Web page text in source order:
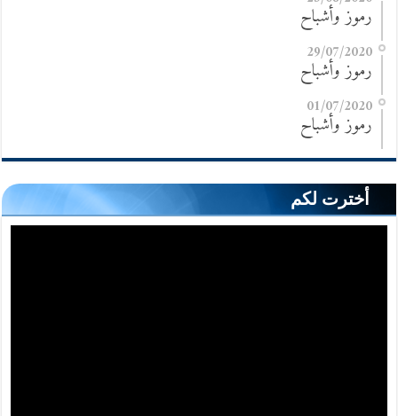
رموز وأشباح
29/07/2020
رموز وأشباح
01/07/2020
رموز وأشباح
أخترت لكم